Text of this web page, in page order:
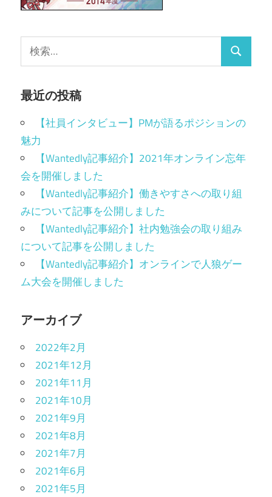
最近の投稿
【社員インタビュー】PMが語るポジションの
魅力
【Wantedly記事紹介】2021年オンライン忘年
会を開催しました
【Wantedly記事紹介】働きやすさへの取り組
みについて記事を公開しました
【Wantedly記事紹介】社内勉強会の取り組み
について記事を公開しました
【Wantedly記事紹介】オンラインで人狼ゲー
ム大会を開催しました
アーカイブ
2022年2月
2021年12月
2021年11月
2021年10月
2021年9月
2021年8月
2021年7月
2021年6月
2021年5月